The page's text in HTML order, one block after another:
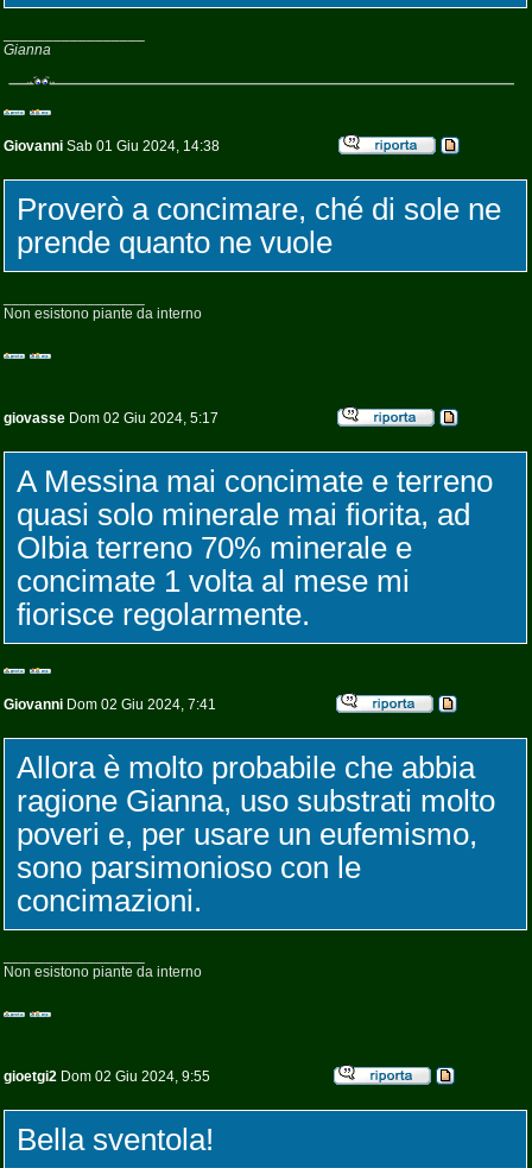
Gianna
Giovanni Sab 01 Giu 2024, 14:38
Proverò a concimare, ché di sole ne
prende quanto ne vuole
Non esistono piante da interno
giovasse Dom 02 Giu 2024, 5:17
A Messina mai concimate e terreno
quasi solo minerale mai fiorita, ad
Olbia terreno 70% minerale e
concimate 1 volta al mese mi
fiorisce regolarmente.
Giovanni Dom 02 Giu 2024, 7:41
Allora è molto probabile che abbia
ragione Gianna, uso substrati molto
poveri e, per usare un eufemismo,
sono parsimonioso con le
concimazioni.
Non esistono piante da interno
gioetgi2 Dom 02 Giu 2024, 9:55
Bella sventola!